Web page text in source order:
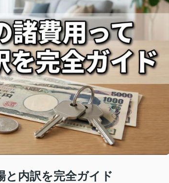
内訳を完全ガイド